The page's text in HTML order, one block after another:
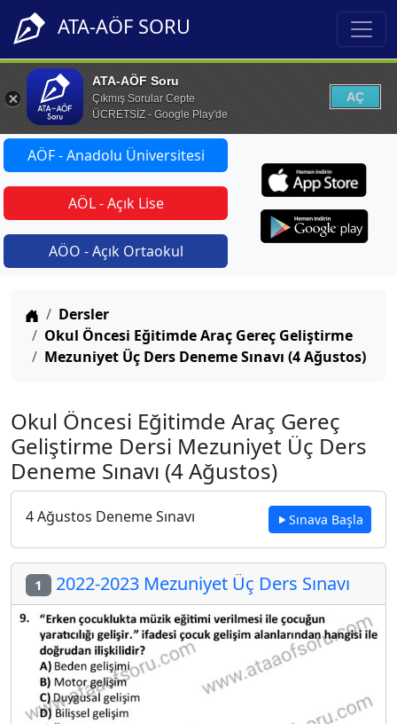
ATA-AÖF SORU
ATA-AÖF Soru
Çıkmış Sorular Cepte
ÜCRETSİZ - Google Play'de
AÇ
AÖF - Anadolu Üniversitesi
AÖL - Açık Lise
AÖO - Açık Ortaokul
Anasayfa
Dersler
Okul Öncesi Eğitimde Araç Gereç Geliştirme
Mezuniyet Üç Ders Deneme Sınavı (4 Ağustos)
Okul Öncesi Eğitimde Araç Gereç
Geliştirme Dersi Mezuniyet Üç Ders
Deneme Sınavı (4 Ağustos)
4 Ağustos Deneme Sınavı Sınava Başla
1 2022-2023 Mezuniyet Üç Ders Sınavı